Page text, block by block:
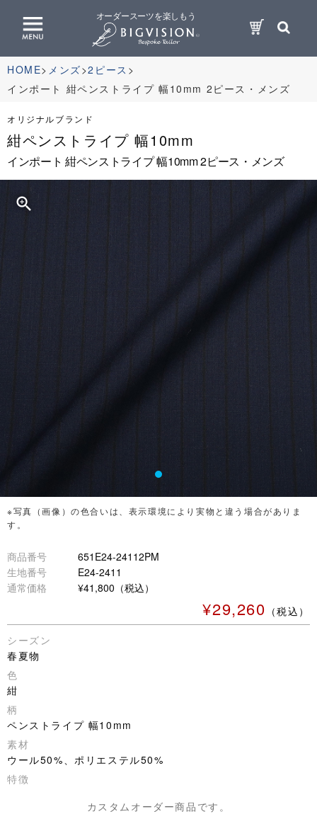
オーダースーツを楽しもう
HOME メンズ 2ピース
インポート 紺ペンストライプ 幅10mm 2ピース・メンズ
オリジナルブランド
紺ペンストライプ 幅10mm
インポート 紺ペンストライプ 幅10mm 2ピース・メンズ
zoom_in
※写真（画像）の色合いは、表示環境により実物と違う場合がありま
す。
商品番号
651E24-24112PM
生地番号
E24-2411
通常価格
¥41,800（税込）
¥29,260 （税込）
シーズン
春夏物
色
紺
柄
ペンストライプ 幅10mm
素材
ウール50%、ポリエステル50%
特徴
カスタムオーダー商品です。